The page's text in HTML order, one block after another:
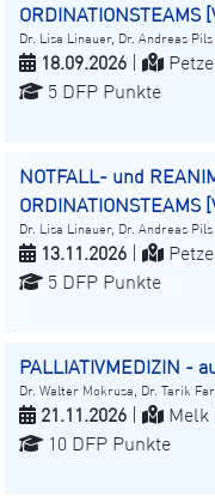
ORDINATIONSTEAMS
Dr. Lisa Linauer, Dr. Andreas Pils
18.09.2026
5 DFP Punkte
NOTFALL- und
ORDINATIONSTEAMS
Dr. Lisa Linauer, Dr. Andreas Pils
13.11.2026
5 DFP Punkte
PALLIATIVMEDIZIN -
Dr. Walter Mokrusa, Dr. Tarik
21.11.2026 Melk |
10 DFP Punkte